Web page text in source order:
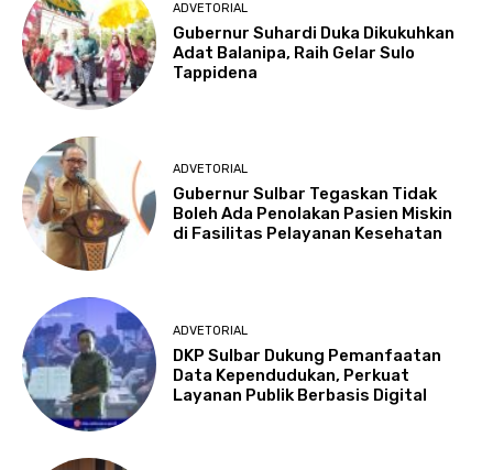
ADVETORIAL
Gubernur Suhardi Duka Dikukuhkan
Adat Balanipa, Raih Gelar Sulo
Tappidena
ADVETORIAL
Gubernur Sulbar Tegaskan Tidak
Boleh Ada Penolakan Pasien Miskin
di Fasilitas Pelayanan Kesehatan
ADVETORIAL
DKP Sulbar Dukung Pemanfaatan
Data Kependudukan, Perkuat
Layanan Publik Berbasis Digital